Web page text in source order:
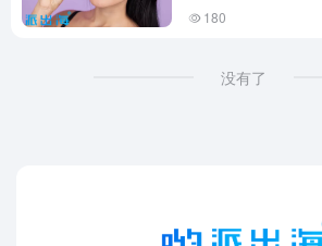
180
没有了